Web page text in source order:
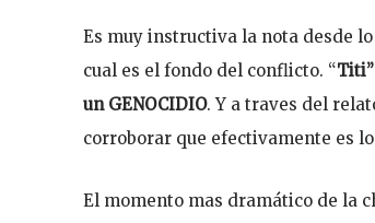
Es muy instructiva la nota desde
cual es el fondo del conflicto. “
un GENOCIDIO. Y a traves del
corroborar que efectivamente es lo
El momento mas dramático de la